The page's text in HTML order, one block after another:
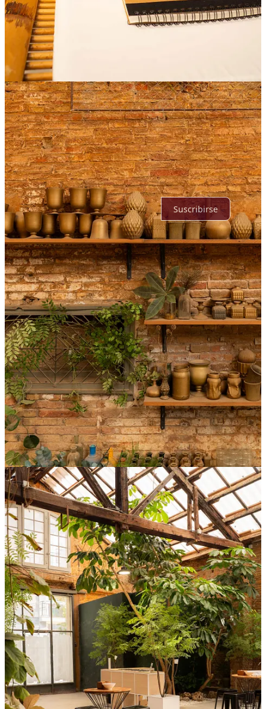
Anterior
Discusión sobre este post
Comentarios
Lo mejor de Último
Sin posts
Por supuesto, sigue adelante.
Suscribirse
© 2026 Marca Condal ®️·Privacidad∙Términos∙Aviso de
recolección
Crea tu Substack
Descargar la app
Substackes el hogar de la gran cultura